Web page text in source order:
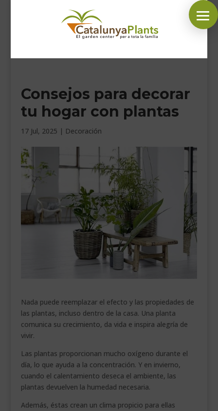
SÍGUENOS EN:
INICIO
PLANTAS
DECORACIÓN
HORARIO GARDEN
CONTACTAR
BLOG
___________________________
Consejos para decorar
tu hogar con plantas
17 Jul, 2025 | Decoración
Nada puede reemplazar el efecto y las propiedades de
las plantas, incluso dentro de la casa. Una planta
comunica su crecimiento, da vida e inspira alegría de
vivir.
Las plantas proporcionan mucho oxígeno durante el
día, lo que ayuda a la concentración. Y en invierno,
cuando el calentamiento deseca el ambiente, las
plantas devuelven la humedad necesaria.
Además, éstas crean un clima propicio para ellas